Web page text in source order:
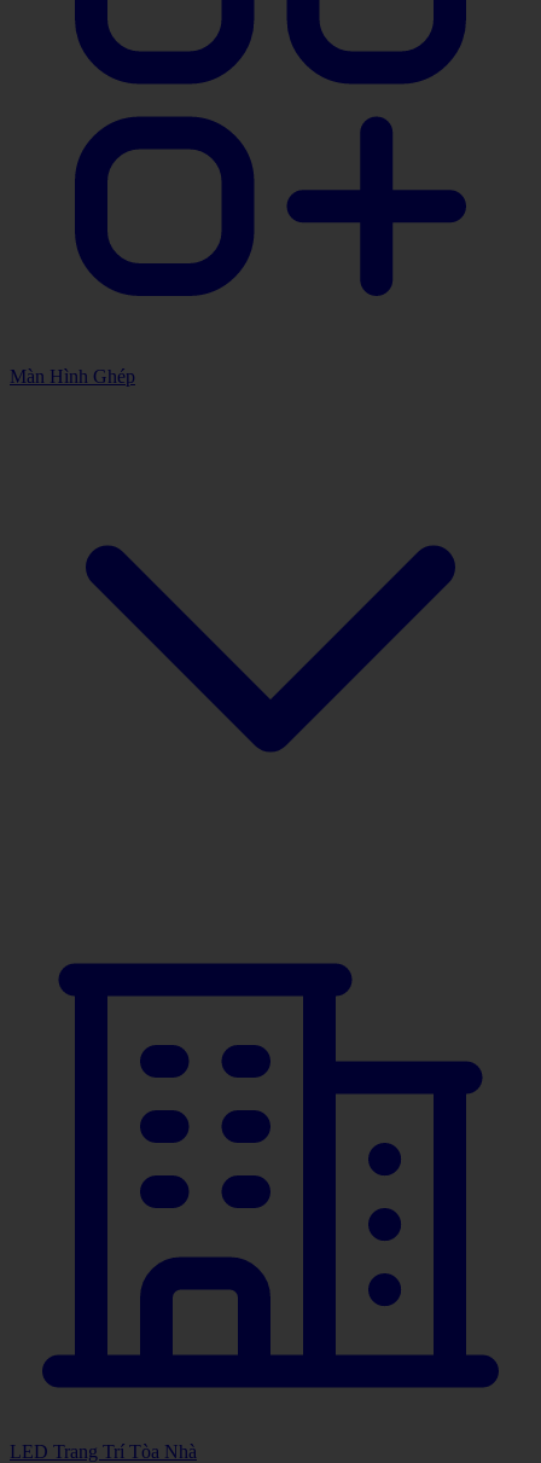
Màn Hình Ghép
LED Trang Trí Tòa Nhà